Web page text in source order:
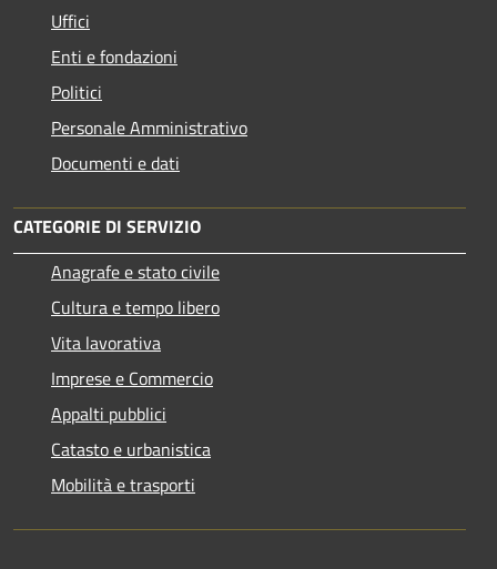
Uffici
Enti e fondazioni
Politici
Personale Amministrativo
Documenti e dati
CATEGORIE DI SERVIZIO
Anagrafe e stato civile
Cultura e tempo libero
Vita lavorativa
Imprese e Commercio
Appalti pubblici
Catasto e urbanistica
Mobilità e trasporti